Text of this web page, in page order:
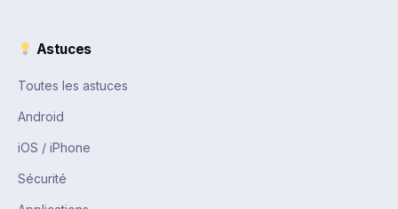
Astuces
Toutes les astuces
Android
iOS / iPhone
Sécurité